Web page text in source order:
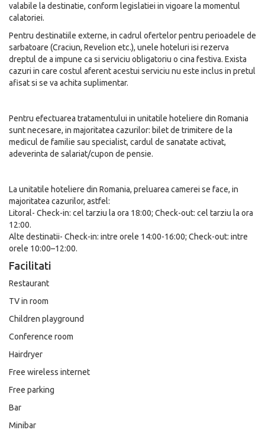
valabile la destinatie, conform legislatiei in vigoare la momentul
calatoriei.
Pentru destinatiile externe, in cadrul ofertelor pentru perioadele de
sarbatoare (Craciun, Revelion etc.), unele hoteluri isi rezerva
dreptul de a impune ca si serviciu obligatoriu o cina festiva. Exista
cazuri in care costul aferent acestui serviciu nu este inclus in pretul
afisat si se va achita suplimentar.
Pentru efectuarea tratamentului in unitatile hoteliere din Romania
sunt necesare, in majoritatea cazurilor: bilet de trimitere de la
medicul de familie sau specialist, cardul de sanatate activat,
adeverinta de salariat/cupon de pensie.
La unitatile hoteliere din Romania, preluarea camerei se face, in
majoritatea cazurilor, astfel:
Litoral- Check-in: cel tarziu la ora 18:00; Check-out: cel tarziu la ora
12:00.
Alte destinatii- Check-in: intre orele 14:00-16:00; Check-out: intre
orele 10:00–12:00.
Facilitati
Restaurant
TV in room
Children playground
Conference room
Hairdryer
Free wireless internet
Free parking
Bar
Minibar